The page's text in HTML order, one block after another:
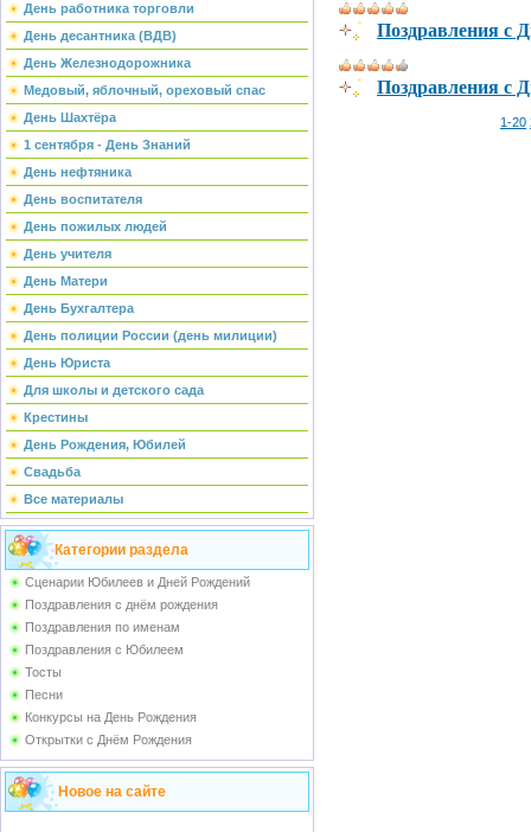
День работника торговли
День десантника (ВДВ)
День Железнодорожника
Медовый, яблочный, ореховый спас
День Шахтёра
1 сентября - День Знаний
День нефтяника
День воспитателя
День пожилых людей
День учителя
День Матери
День Бухгалтера
День полиции России (день милиции)
День Юриста
Для школы и детского сада
Крестины
День Рождения, Юбилей
Свадьба
Все материалы
Категории раздела
Сценарии Юбилеев и Дней Рождений
Поздравления с днём рождения
Поздравления по именам
Поздравления с Юбилеем
Тосты
Песни
Конкурсы на День Рождения
Открытки с Днём Рождения
Новое на сайте
Поздравления с
Поздравления с
1-20